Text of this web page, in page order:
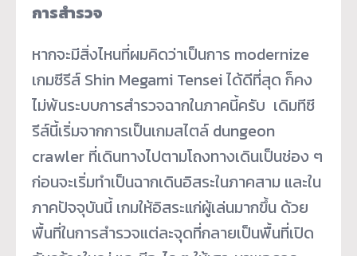
การสำรวจ
หากจะมีสิ่งไหนที่ผมคิดว่าเป็นการ modernize
เกมซีรีส์ Shin Megami Tensei ได้ดีที่สุด ก็คง
ไม่พ้นระบบการสำรวจฉากในภาคนี้ครับ เดิมทีซี
รีส์นี้เริ่มจากการเป็นเกมสไตล์ dungeon
crawler ที่เดินทางไปตามโถงทางเดินเป็นช่อง ๆ
ก่อนจะเริ่มทำเป็นฉากเดินอิสระในภาคสาม และใน
ภาคปัจจุบันนี้ เกมให้อิสระแก่ผู้เล่นมากขึ้น ด้วย
พื้นที่ในการสำรวจแต่ละจุดที่กลายเป็นพื้นที่เปิด